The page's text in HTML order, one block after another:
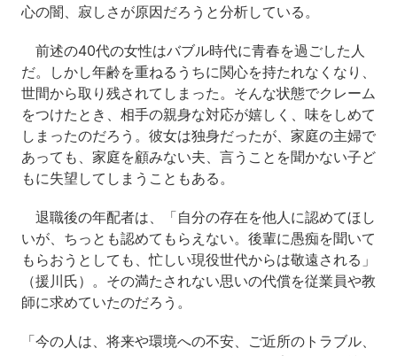
心の闇、寂しさが原因だろうと分析している。
前述の40代の女性はバブル時代に青春を過ごした人
だ。しかし年齢を重ねるうちに関心を持たれなくなり、
世間から取り残されてしまった。そんな状態でクレーム
をつけたとき、相手の親身な対応が嬉しく、味をしめて
しまったのだろう。彼女は独身だったが、家庭の主婦で
あっても、家庭を顧みない夫、言うことを聞かない子ど
もに失望してしまうこともある。
退職後の年配者は、「自分の存在を他人に認めてほし
いが、ちっとも認めてもらえない。後輩に愚痴を聞いて
もらおうとしても、忙しい現役世代からは敬遠される」
（援川氏）。その満たされない思いの代償を従業員や教
師に求めていたのだろう。
「今の人は、将来や環境への不安、ご近所のトラブル、